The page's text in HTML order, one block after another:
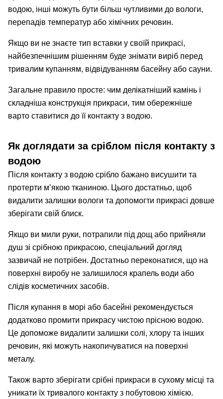
водою, інші можуть бути більш чутливими до вологи,
перепадів температур або хімічних речовин.
Якщо ви не знаєте тип вставки у своїй прикрасі,
найбезпечнішим рішенням буде знімати виріб перед
тривалим купанням, відвідуванням басейну або сауни.
Загальне правило просте: чим делікатніший камінь і
складніша конструкція прикраси, тим обережніше
варто ставитися до її контакту з водою.
Як доглядати за сріблом після контакту з
водою
Після контакту з водою срібло бажано висушити та
протерти м’якою тканиною. Цього достатньо, щоб
видалити залишки вологи та допомогти прикрасі довше
зберігати свій блиск.
Якщо ви мили руки, потрапили під дощ або прийняли
душ зі срібною прикрасою, спеціальний догляд
зазвичай не потрібен. Достатньо переконатися, що на
поверхні виробу не залишилося крапель води або
слідів косметичних засобів.
Після купання в морі або басейні рекомендується
додатково промити прикрасу чистою прісною водою.
Це допоможе видалити залишки солі, хлору та інших
речовин, які можуть накопичуватися на поверхні
металу.
Також варто зберігати срібні прикраси в сухому місці та
уникати їх тривалого контакту з побутовою хімією.